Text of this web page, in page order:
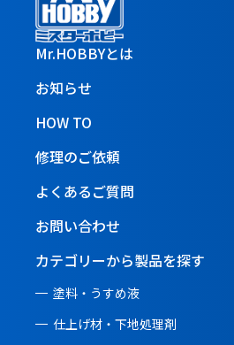
Mr.HOBBYとは
お知らせ
HOW TO
修理のご依頼
よくあるご質問
お問い合わせ
カテゴリーから製品を探す
塗料・うすめ液
仕上げ材・下地処理剤